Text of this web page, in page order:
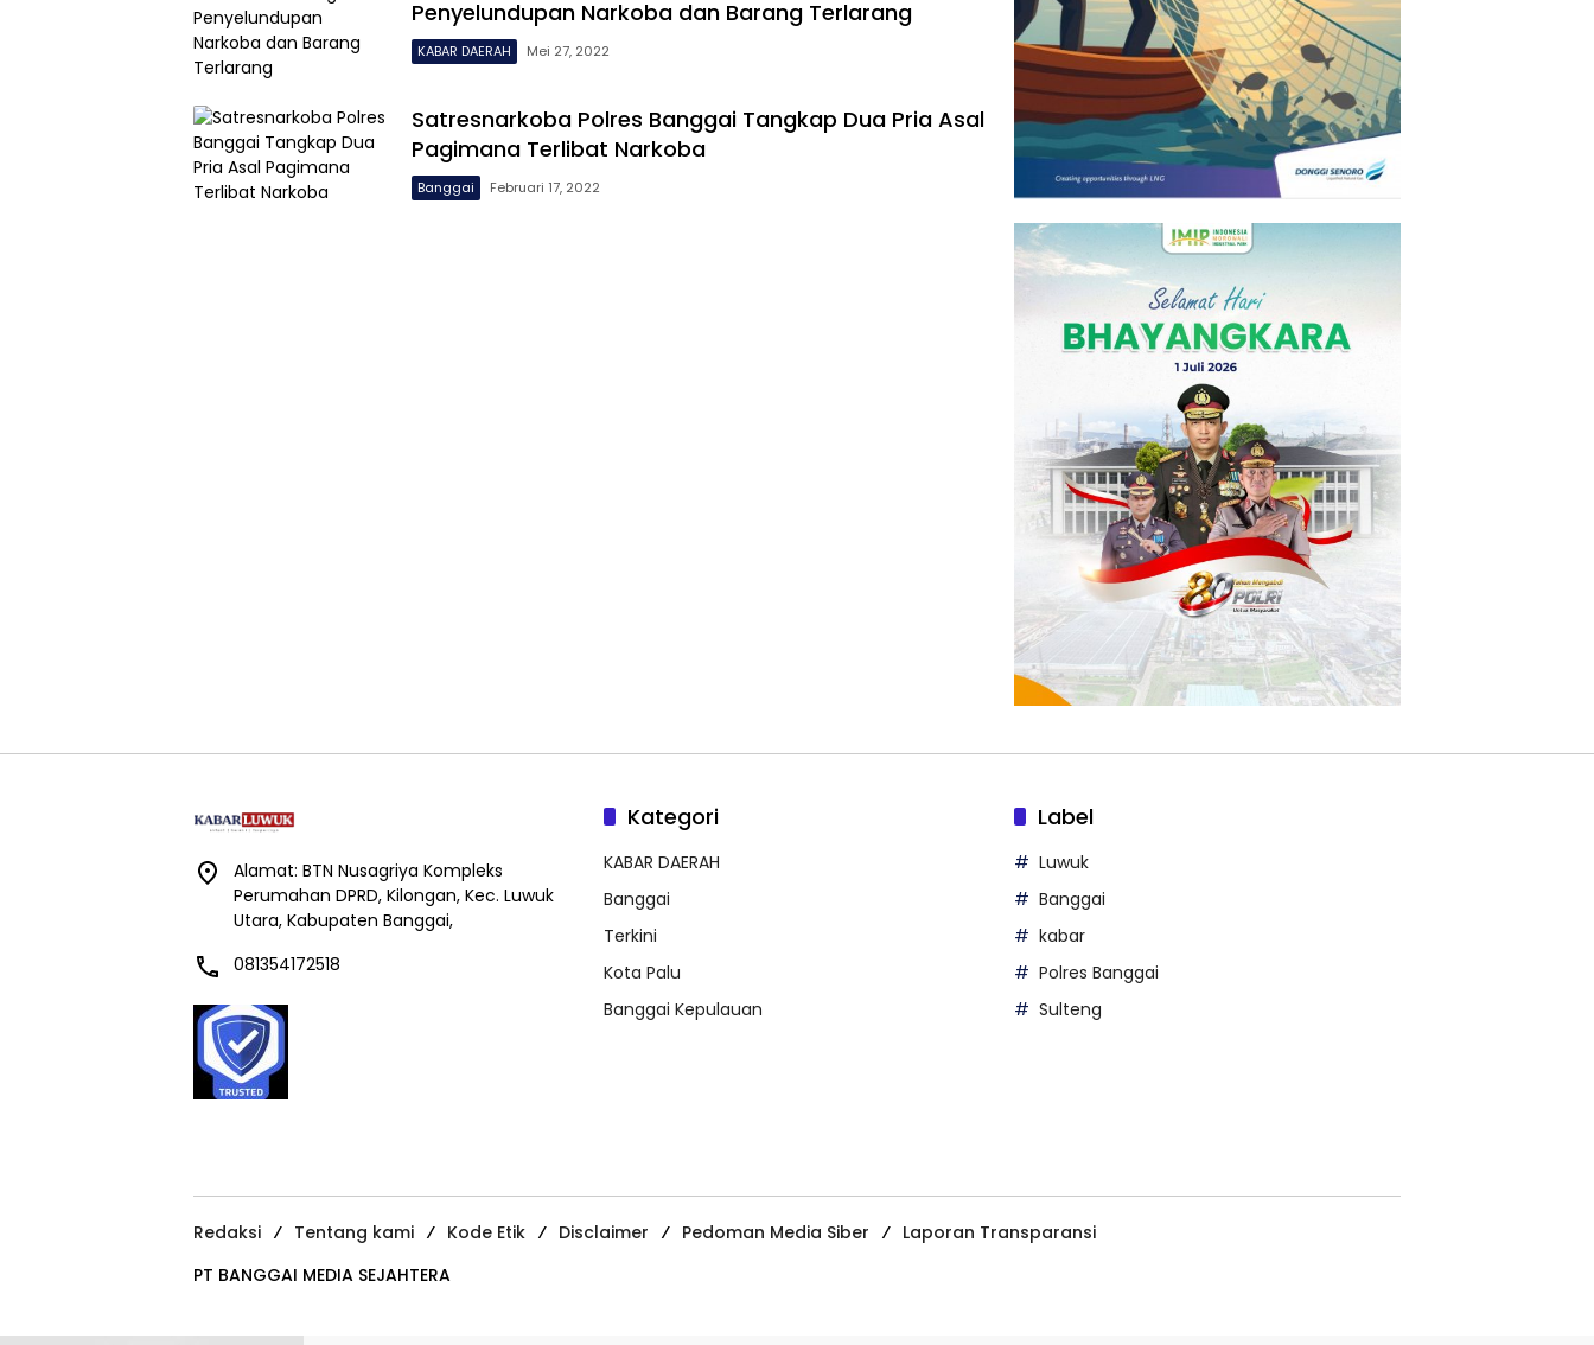
Penyelundupan Narkoba dan Barang Terlarang
KABAR DAERAH Mei 27, 2022
Satresnarkoba Polres Banggai Tangkap Dua Pria Asal
Pagimana Terlibat Narkoba
Banggai Februari 17, 2022
Alamat: BTN Nusagriya Kompleks
Perumahan DPRD, Kilongan, Kec. Luwuk
Utara, Kabupaten Banggai,
081354172518
Kategori
KABAR DAERAH
Banggai
Terkini
Kota Palu
Banggai Kepulauan
Label
Luwuk
Banggai
kabar
Polres Banggai
Sulteng
Redaksi Tentang kami Kode Etik Disclaimer Pedoman Media Siber
Laporan Transparansi
PT BANGGAI MEDIA SEJAHTERA